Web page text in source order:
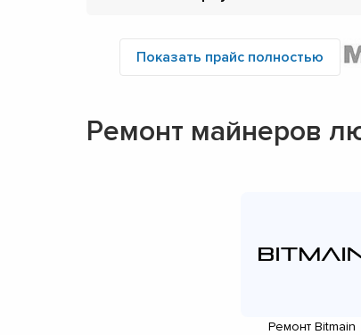
Показать прайс полностью
Ремонт майнеров
Ремонт Bitmain